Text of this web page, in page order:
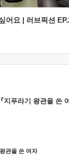
어요 | 러브픽션
지푸라기 왕관을 쓴
관을 쓴 여자